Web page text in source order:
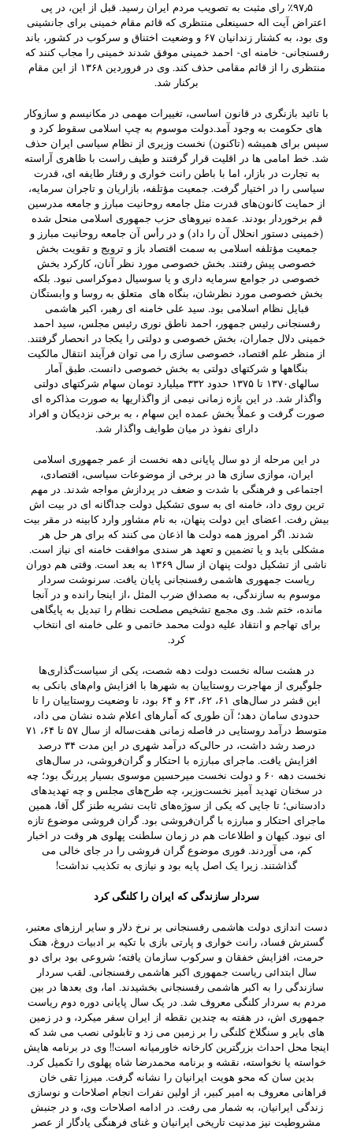
۹۷٫۵٪ رای مثبت به تصویب مردم ایران رسید. قبل از این، در پی
اعتراض آیت اله حسینعلی منتظری که قائم مقام خمینی برای جانشینی
وی بود، به کشتار زندانیان ۶۷ و وضعیت اختناق و سرکوب در کشور، باند
رفسنجانی- خامنه ای- احمد خمینی موفق شدند خمینی را مجاب کنند که
منتظری را از قائم مقامی حذف کند. وی در فروردین ۱۳۶۸ از این مقام
برکنار شد.
با تائید بازنگری در قانون اساسی، تغییرات مهمی در مکانیسم و سازوکار
های حکومت به وجود آمد.دولت موسوم به چپ اسلامی سقوط کرد و
سپس برای همیشه (تاکنون) نخست وزیری از نظام سیاسی ایران حذف
شد. خط امامی ها در اقلیت قرار گرفتند و طیف راست با ظاهری آراسته
به تجارت در بازار، اما با باطن رانت خواری و رفتار طایفه ای، قدرت
سیاسی را در اختیار گرفت. جمعیت مؤتلفه، بازاریان و تاجران سرمایه،
از حمایت کانون‌های قدرت مثل جامعه روحانیت مبارز و جامعه مدرسین
قم برخوردار بودند. عمده نیروهای حزب جمهوری اسلامی منحل شده
(خمینی دستور انحلال آن را داد) و در رأس آن جامعه روحانیت مبارز و
جمعیت مؤتلفه اسلامی به سمت اقتصاد باز و ترویج و تقویت‌ بخش
خصوصی پیش رفتند. بخش خصوصی مورد نظر آنان، کارکرد بخش
خصوصی در جوامع سرمایه داری و یا سوسیال دموکراسی نبود. بلکه
بخش خصوصی مورد نظرشان، بنگاه های متعلق به روسا و وابستگان
قبایل نظام اسلامی بود. سید علی خامنه ای رهبر، اکبر هاشمی
رفسنجانی رئیس جمهور، احمد ناطق نوری رئیس مجلس، سید احمد
خمینی دلال جماران، بخش خصوصی و دولتی را یکجا در انحصار گرفتند.
از منظر علم اقتصاد، خصوصی سازی را می توان فرآیند انتقال مالکیت
بنگاه­ها و شرکتهای دولتی به بخش خصوصی دانست. طبق آمار
سالهای۱۳۷۰ تا ۱۳۷۵ حدود ۳۳۲ میلیارد تومان سهام شرکتهای دولتی
واگذار شد. در این بازه زمانی نیمی از واگذاری­ها به صورت مذاکره ای
صورت گرفت و عملآً بخش عمده این سهام ، به برخی نزدیکان و افراد
دارای نفوذ در میان طوایف واگذار شد.
در این مرحله از دو سال پایانی دهه نخست از عمر جمهوری اسلامی
ایران، موازی سازی ها در برخی از موضوعات سیاسی، اقتصادی،
اجتماعی و فرهنگی با شدت و ضعف در پردازش مواجه شدند. در مهم
ترین روی داد، خامنه ای به سوی تشکیل دولت جداگانه ای در بیت اش
بیش رفت. اعضای این دولت پنهان، به نام مشاور وارد کابینه در مقر بیت
شدند. اگر امروز همه دولت ها اذعان می کنند که برای هر حل هر
مشکلی باید و یا تضمین و تعهد هر سندی موافقت خامنه ای نیاز است.
ناشی از تشکیل دولت پنهان از سال ۱۳۶۹ به بعد است. وقتی هم دوران
ریاست جمهوری هاشمی رفسنجانی پایان یافت. سرنوشت سردار
موسوم به سازندگی، به مصداق ضرب المثل ،از اینجا رانده و در آنجا
مانده، ختم شد. وی مجمع تشخیص مصلحت نظام را تبدیل به پایگاهی
برای تهاجم و انتقاد علیه دولت محمد خاتمی و علی خامنه ای انتخاب
کرد.
در هشت ساله نخست دولت دهه شصت، یکی از سیاست‌گذاری‌ها
جلوگیری از مهاجرت روستاییان به شهرها با افزایش وام‌های بانکی به
این قشر در سال‌های ۶۱، ۶۲، ۶۳ و ۶۴ بود، تا وضعیت روستاییان را تا
حدودی سامان دهد؛ آن طوری که آمارهای اعلام شده نشان می داد،
متوسط درآمد روستایی در فاصله زمانی هفت‌ساله از سال ۵۷ تا ۶۴، ۷۱
درصد رشد داشت، در حالی‌که درآمد شهری در این مدت ۳۴ درصد
افزایش یافت. ماجرای مبارزه با احتکار و گران‌فروشی، در سال‌های
نخست دهه ۶۰ و دولت نخست ‌میرحسین موسوی بسیار پررنگ بود؛ چه
در سخنان تهدید آمیز نخست‌وزیر، چه طرح‌های مجلس و چه تهدیدهای
دادستانی؛ تا جایی که یکی از سوژه‌های ثابت نشریه طنز گل آقا، همین
ماجرای احتکار و مبارزه با گران‌فروشی بود. گران فروشی موضوع تازه
ای نبود. کیهان و اطلاعات هم در زمان سلطنت پهلوی هر وقت در اخبار
کم، می آوردند. فوری موضوع گران فروشی را در جای خالی می
گذاشتند. زیرا یک اصل پایه بود و نیازی به تکذیب نداشت!
سردار سازندگی که ایران را کلنگی کرد
دست اندازی دولت هاشمی رفسنجانی بر نرخ دلار و سایر ارزهای معتبر،
گسترش فساد، رانت خواری و پارتی بازی با تکیه بر ادبیات دروغ، هتک
حرمت، افزایش خفقان و سرکوب سازمان یافته؛ شروعی بود برای دو
سال ابتدائی ریاست جمهوری اکبر هاشمی رفسنجانی. لقب سردار
سازندگی را به اکبر هاشمی رفسنجانی بخشیدند. اما، وی بعدها در بین
مردم به سردار کلنگی معروف شد. در یک سال پایانی دوره دوم ریاست
جمهوری اش، در هفته به چندین نقطه از ایران سفر میکرد، و در زمین
های بایر و سنگلاخ کلنگی را بر زمین می زد و تابلوئی نصب می شد که
اینجا محل احداث بزرگترین کارخانه خاورمیانه است!! وی در برنامه هایش
خواسته یا نخواسته، نقشه و برنامه محمدرضا شاه پهلوی را تکمیل کرد.
بدین سان که محو هویت ایرانیان را نشانه گرفت. میرزا تقی خان
فراهانی معروف به امیر کبیر، از اولین نفرات انجام اصلاحات و نوسازی
زندگی ایرانیان، به شمار می رفت. در ادامه اصلاحات وی، و در جنبش
مشروطیت نیز مدنیت تاریخی ایرانیان و غنای فرهنگی یادگار از عصر